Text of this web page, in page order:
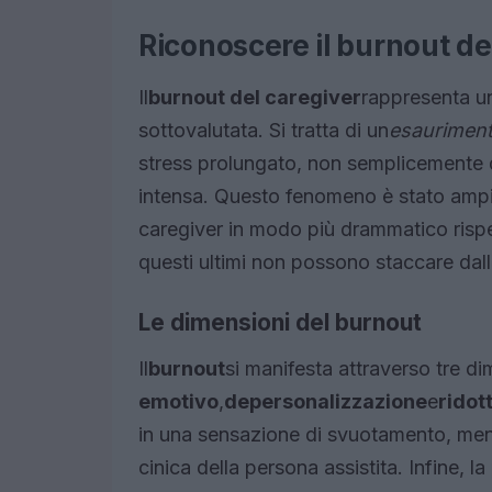
Riconoscere il burnout
Ilburnout del caregiverrappresenta
sottovalutata. Si tratta di un
stress prolungato, non
intensa. Questo fenomeno è stato
caregiver in modo più drammatico
questi ultimi non possono staccare
Le dimensioni del burnout
Ilburnoutsi manifesta attraverso tre
emotivo,depersonalizzazionee
in una sensazione di svuotamento,
cinica della persona assistita. Infine,